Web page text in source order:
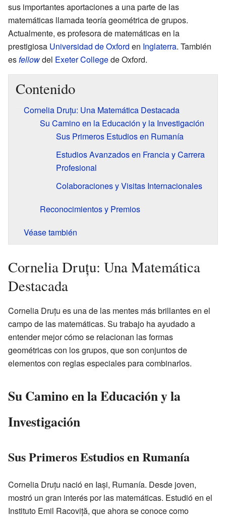
sus importantes aportaciones a una parte de las
matemáticas llamada teoría geométrica de grupos.
Actualmente, es profesora de matemáticas en la
prestigiosa Universidad de Oxford en Inglaterra. También
esfellowdel Exeter Collegede Oxford.
Contenido
Cornelia Druțu: Una Matemática Destacada
Su Camino en la Educación y la Investigación
Sus Primeros Estudios en Rumanía
Estudios Avanzados en Francia y Carrera
Profesional
Colaboraciones y Visitas Internacionales
Reconocimientos y Premios
Véase también
Cornelia Druțu: Una Matemática
Destacada
Cornelia Druțu es una de las mentes más brillantes en el
campo de las matemáticas. Su trabajo ha ayudado a
entender mejor cómo se relacionan las formas
geométricas con los grupos, que son conjuntos de
elementos con reglas especiales para combinarlos.
Su Camino en la Educación y la
Investigación
Sus Primeros Estudios en Rumanía
Cornelia Druțu nació en Iași, Rumanía. Desde joven,
mostró un gran interés por las matemáticas. Estudió en el
Instituto Emil Racoviță, que ahora se conoce como